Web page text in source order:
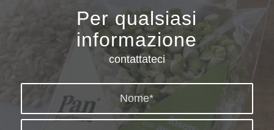
Per qualsiasi
informazione
contattateci